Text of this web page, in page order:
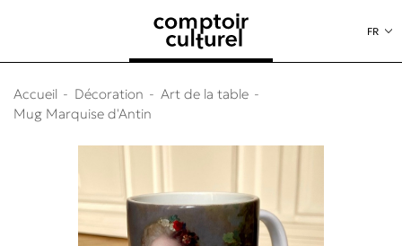
FR
Accueil Décoration
Art de la table
Mug Marquise d'Antin